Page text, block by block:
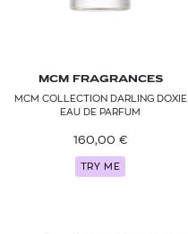
MCM FRAGRANCES
MCM COLLECTION DARLING DOXIE
EAU DE PARFUM
160,00 €
TRY ME